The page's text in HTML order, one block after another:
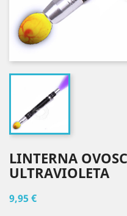
LINTERNA
ULTRAVIOLETA
9,95 €